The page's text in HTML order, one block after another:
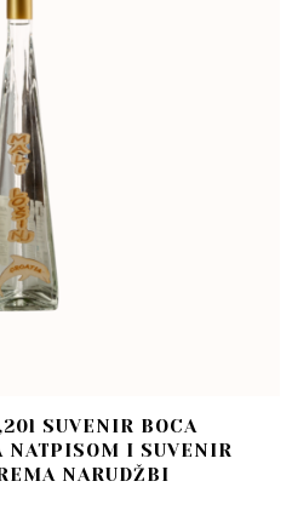
SUVENIR BOCA
NATPISOM I SUVENIR
NARUDŽBI